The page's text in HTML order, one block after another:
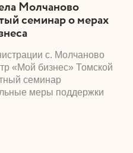
Молчаново
семинар о мерах
с. Молчаново
«Мой бизнес» Томской
семинар
меры поддержки